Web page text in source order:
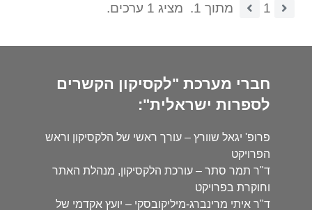
1 מתוך 1. מציג 1 ערכים.
חברי מערכת "לקסיקון הקשרים
לספרות ישראלית":
פרופ' יגאל שוורץ – עורך ראשי של הלקסיקון וראש
הפרויקט
ד"ר תמר סתר – עורכת הלקסיקון, מנהלת האתר
וחוקרת בפרויקט
ד"ר איתי מרינברג-מיליקובסקי – יועץ אקדמי של